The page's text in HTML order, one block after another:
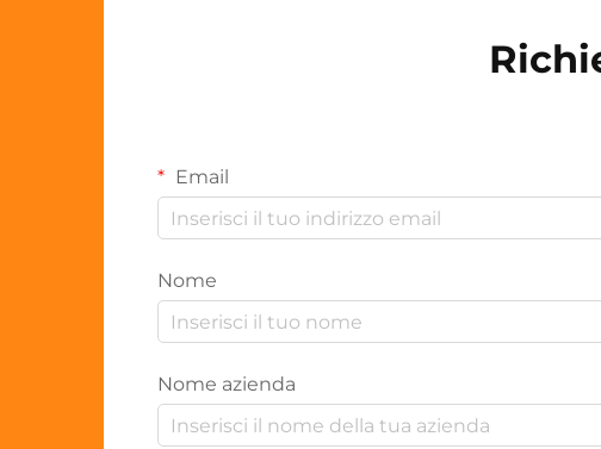
Email
Nome
Nome azienda